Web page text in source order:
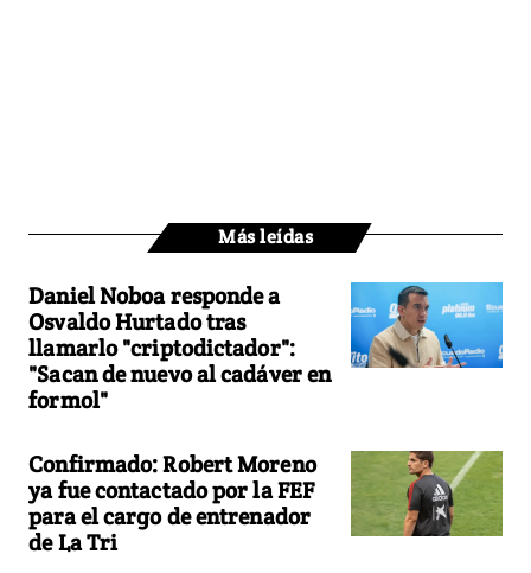
Más leídas
Daniel Noboa responde a
Osvaldo Hurtado tras
llamarlo "criptodictador":
"Sacan de nuevo al cadáver en
formol"
Confirmado: Robert Moreno
ya fue contactado por la FEF
para el cargo de entrenador
de La Tri